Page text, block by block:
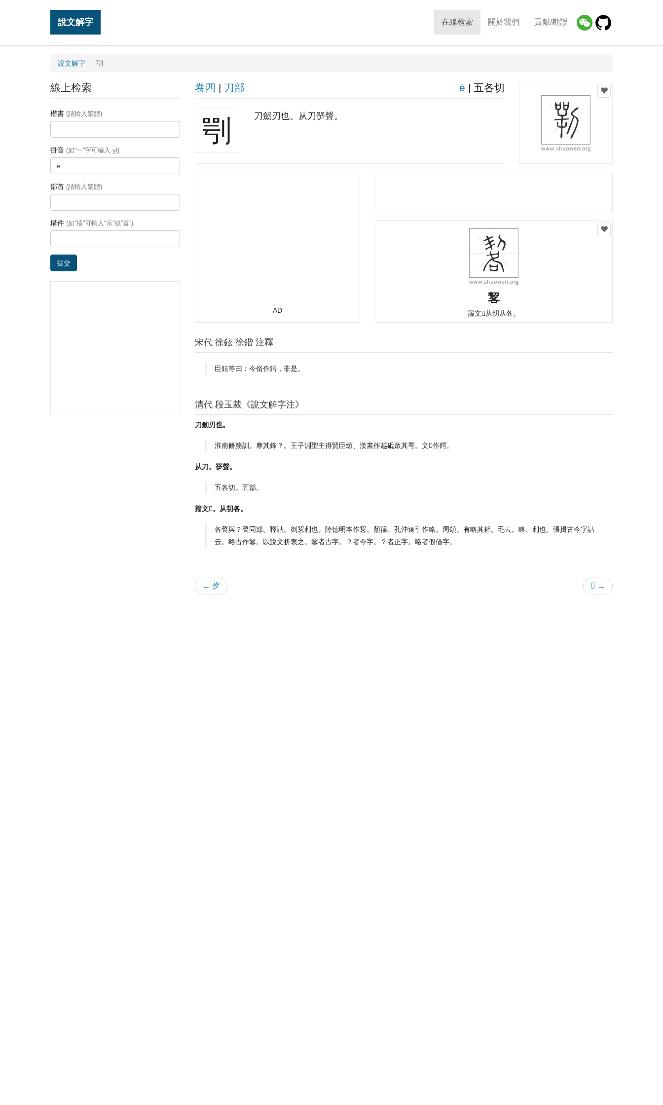
說文解字 在線检索 關於我們 貢獻/勘誤
說文解字 㓵
卷四 | 刀部 è | 五各切
㓵 刀劒刃也。从刀㖾聲。
AD
㗉
籒文𠟎从㓞从各。
宋代 徐鉉 徐鍇 注釋
臣鉉等曰：今俗作鍔，非是。
清代 段玉裁《說文解字注》
刀劒刃也。
淮南脩務訓。摩其鋒？。王子淵聖主得賢臣頌、漢書作越砥斂其咢。文𨕖作鍔。
从刀。㖾聲。
五各切。五部。
籒文𠟎。从㓞各。
各聲與？聲同部。釋詁。剡㗉利也。陸德明本作㗉。顏籒、孔沖遠引作略。周頌。有略其耜。毛云。略、利也。張揖古今字詁
云。略古作㗉。以說文折衷之。㗉者古字。？者今字。？者正字。略者假借字。
← 歺 𩚬 →
線上检索
楷書 (請輸入繁體)
拼音 (如“一”字可輸入 yi)
部首 (請輸入繁體)
構件 (如“禧”可輸入“示”或“喜”)
提交